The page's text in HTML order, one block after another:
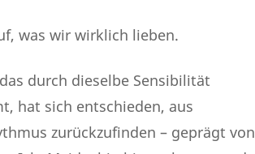
was wir wirklich lieben.
durch dieselbe Sensibilität
hat sich entschieden, aus
zurückzufinden – geprägt von